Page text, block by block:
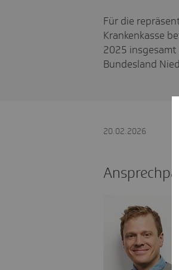
Für die
Krankenkasse
2025
Bundesland
20.02.2026